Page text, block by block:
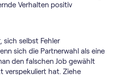
Verhalten positiv
selbst Fehler
sich die Partnerwahl als eine
den falschen Job gewählt
verspekuliert hat. Ziehe